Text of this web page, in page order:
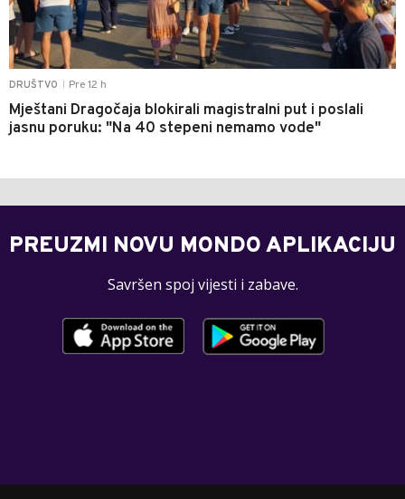
DRUŠTVO Pre 12 h
Mještani Dragočaja blokirali magistralni put i poslali
jasnu poruku: "Na 40 stepeni nemamo vode"
PREUZMI NOVU MONDO APLIKACIJU
Savršen spoj vijesti i zabave.